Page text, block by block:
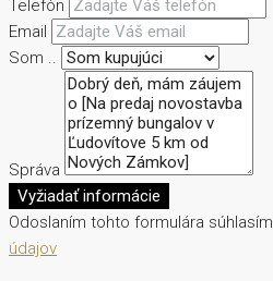
Telefón
Email
Som ..
Správa
Vyžiadať informácie
Odoslaním tohto formulára súhlasím
údajov